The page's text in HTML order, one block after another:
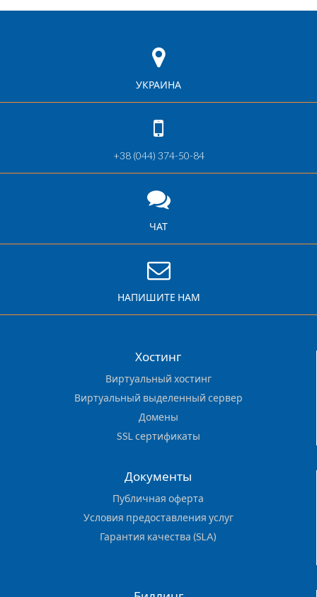
УКРАИНА
+38 (044) 374-50-84
ЧАТ
НАПИШИТЕ НАМ
Хостинг
Виртуальный хостинг
Виртуальный выделенный сервер
Домены
SSL сертификаты
Документы
Публичная оферта
Условия предоставления услуг
Гарантия качества (SLA)